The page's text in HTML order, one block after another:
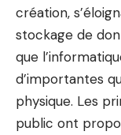
création,
stockage de
que
d’importantes
physique. Les
public ont